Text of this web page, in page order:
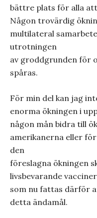
bättre plats för alla
Någon trovärdig
multilateral
utrotningen
av groddgrunden för
spåras.
För min del kan jag
enorma ökningen i
någon mån bidra till
amerikanerna eller
den
föreslagna ökningen
livsbevarande
som nu fattas därför
detta ändamål.